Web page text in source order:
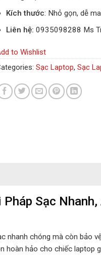
Kích thước: Nhỏ gọn, dễ
Liên hệ: 0935098288 Ms
to Wishlist
Sạc Laptop, Sạc
Sạc
nhanh chóng mà còn bảo
hoàn hảo cho chiếc laptop